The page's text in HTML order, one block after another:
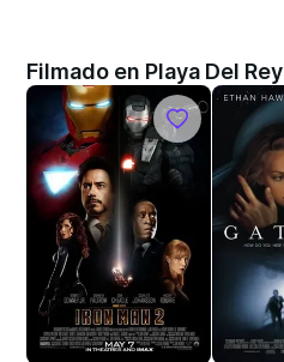
Filmado en Playa Del Rey